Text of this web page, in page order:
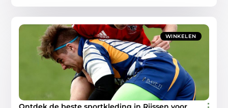
WINKELEN